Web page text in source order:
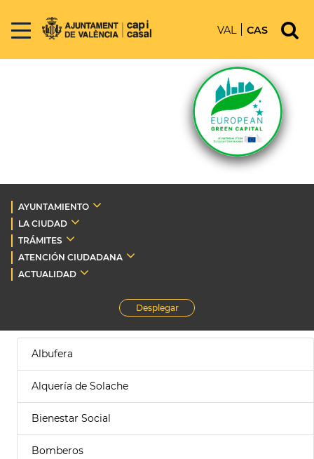
VAL CAS
AYUNTAMIENTO
LA CIUDAD
TRÁMITES
ATENCIÓN CIUDADANA
ACTUALIDAD
Desplegar
Albufera
Alquería de Solache
Bienestar Social
Bomberos